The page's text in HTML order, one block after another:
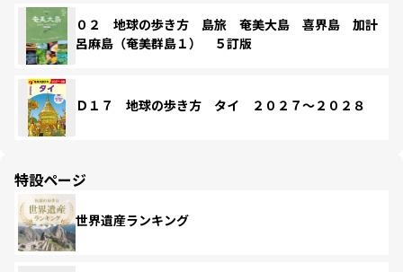
０２ 地球の歩き方 島旅 奄美大島 喜界島 加計
呂麻島（奄美群島１） ５訂版
Ｄ１７ 地球の歩き方 タイ ２０２７～２０２８
特設ページ
世界遺産ランキング